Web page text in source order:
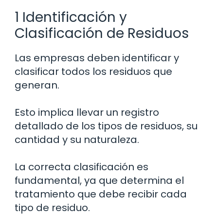
1 Identificación y
Clasificación de Residuos
Las empresas deben identificar y
clasificar todos los residuos que
generan.
Esto implica llevar un registro
detallado de los tipos de residuos, su
cantidad y su naturaleza.
La correcta clasificación es
fundamental, ya que determina el
tratamiento que debe recibir cada
tipo de residuo.